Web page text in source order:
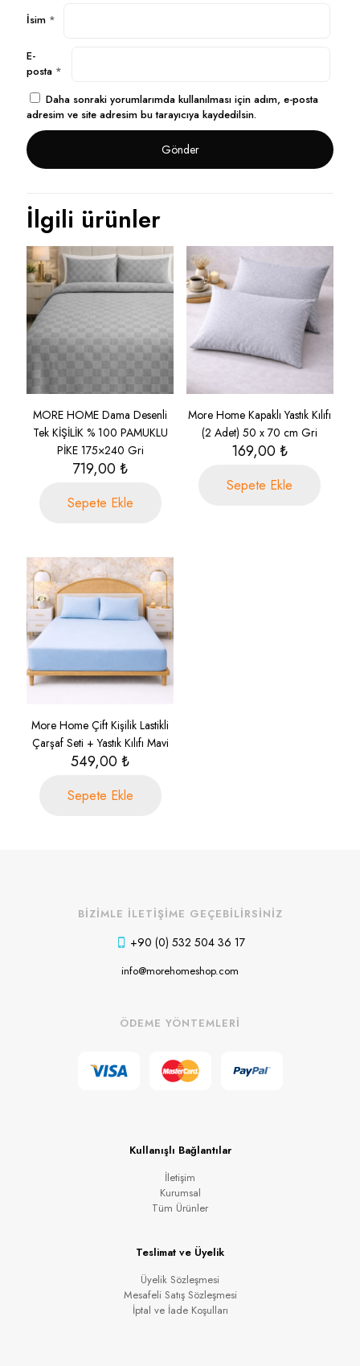
İsim *
E-
posta *
Daha sonraki yorumlarımda kullanılması için adım, e-posta
adresim ve site adresim bu tarayıcıya kaydedilsin.
İlgili ürünler
MORE HOME Dama Desenli
Tek KİŞİLİK % 100 PAMUKLU
PİKE 175×240 Gri
719,00₺
Sepete Ekle
More Home Kapaklı Yastık Kılıfı
(2 Adet) 50 x 70 cm Gri
169,00₺
Sepete Ekle
More Home Çift Kişilik Lastikli
Çarşaf Seti + Yastık Kılıfı Mavi
549,00₺
Sepete Ekle
BİZİMLE İLETİŞİME GEÇEBİLİRSİNİZ
+90 (0) 532 504 36 17
info@morehomeshop.com
ÖDEME YÖNTEMLERİ
Kullanışlı Bağlantılar
İletişim
Kurumsal
Tüm Ürünler
Teslimat ve Üyelik
Üyelik Sözleşmesi
Mesafeli Satış Sözleşmesi
İptal ve İade Koşulları